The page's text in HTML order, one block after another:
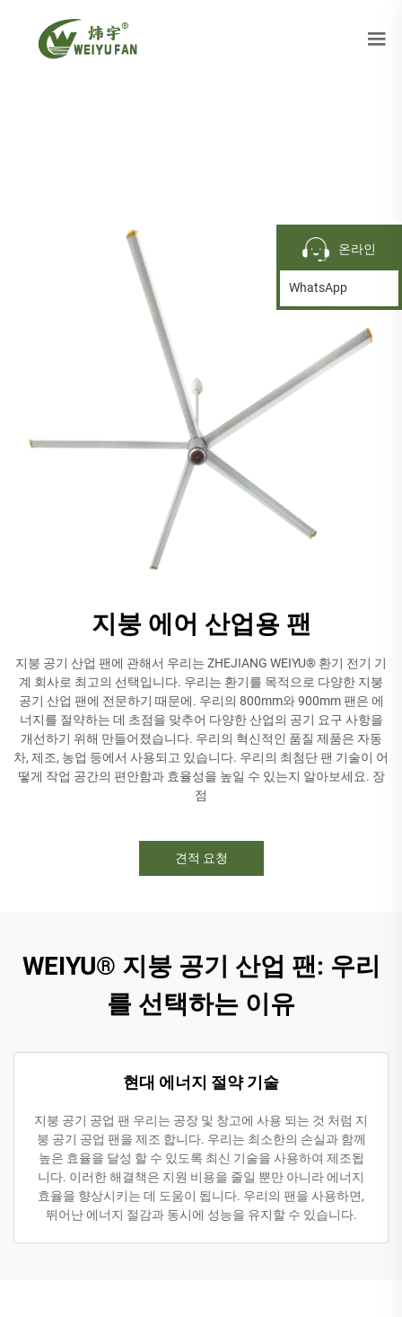
지붕 에어 산업용 팬
지붕 공기 산업 팬에 관해서 우리는 ZHEJIANG WEIYU® 환기 전기 기
계 회사로 최고의 선택입니다. 우리는 환기를 목적으로 다양한 지붕
공기 산업 팬에 전문하기 때문에. 우리의 800mm와 900mm 팬은 에
너지를 절약하는 데 초점을 맞추어 다양한 산업의 공기 요구 사항을
개선하기 위해 만들어졌습니다. 우리의 혁신적인 품질 제품은 자동
차, 제조, 농업 등에서 사용되고 있습니다. 우리의 최첨단 팬 기술이 어
떻게 작업 공간의 편안함과 효율성을 높일 수 있는지 알아보세요. 장
점
견적 요청
WEIYU® 지붕 공기 산업 팬: 우리
를 선택하는 이유
현대 에너지 절약 기술
지붕 공기 공업 팬 우리는 공장 및 창고에 사용 되는 것 처럼 지
붕 공기 공업 팬을 제조 합니다. 우리는 최소한의 손실과 함께
높은 효율을 달성 할 수 있도록 최신 기술을 사용하여 제조됩
니다. 이러한 해결책은 지원 비용을 줄일 뿐만 아니라 에너지
효율을 향상시키는 데 도움이 됩니다. 우리의 팬을 사용하면,
뛰어난 에너지 절감과 동시에 성능을 유지할 수 있습니다.
온라인
WhatsApp